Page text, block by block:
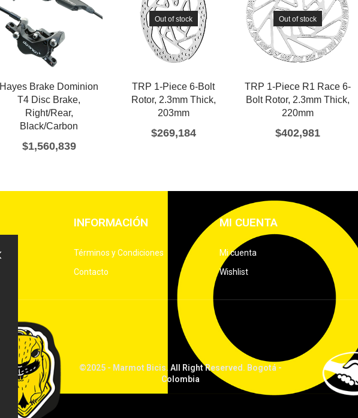
Hayes Brake Dominion
T4 Disc Brake,
Right/Rear,
Black/Carbon
$1,560,839
Out of stock
TRP 1-Piece 6-Bolt
Rotor, 2.3mm Thick,
203mm
$269,184
Out of stock
TRP 1-Piece R1 Race 6-
Bolt Rotor, 2.3mm Thick,
220mm
$402,981
INFORMACIÓN
Términos y Condiciones
Contacto
MI CUENTA
Mi cuenta
Wishlist
©2025 - Marmot Bicis. All Right Reserved. Bogotá -
Colombia